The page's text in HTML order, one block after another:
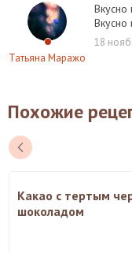
Татьяна Маражо
Вкусно
Вкусно
18
Похожие
Какао с тертым
шоколадом